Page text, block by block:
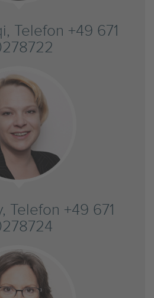
Telefon +49 671
Telefon +49 671